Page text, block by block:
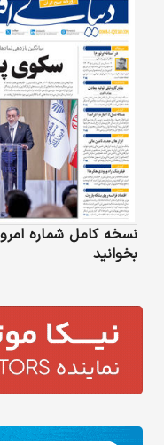
نسخه کامل شماره
بخوانید